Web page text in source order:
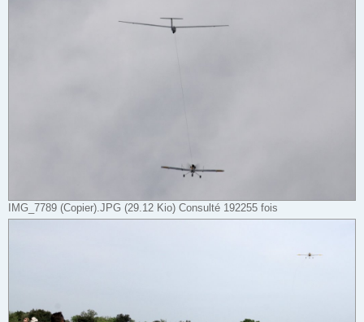
IMG_7789 (Copier).JPG (29.12 Kio) Consulté 192255 fois